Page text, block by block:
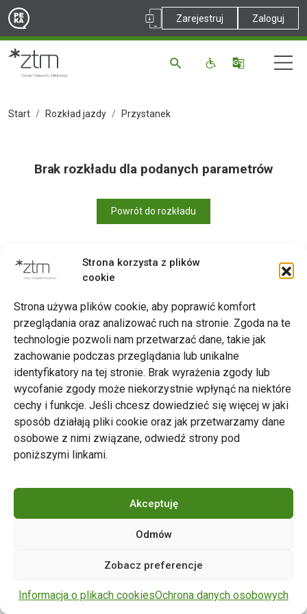
Strona korzysta z plików
cookie
Strona używa plików cookie, aby poprawić komfort
przeglądania oraz analizować ruch na stronie. Zgoda na te
technologie pozwoli nam przetwarzać dane, takie jak
zachowanie podczas przeglądania lub unikalne
identyfikatory na tej stronie. Brak wyrażenia zgody lub
wycofanie zgody może niekorzystnie wpłynąć na niektóre
cechy i funkcje. Jeśli chcesz dowiedzieć się więcej w jaki
sposób działają pliki cookie oraz jak przetwarzamy dane
osobowe z nimi związane, odwiedź strony pod
poniższymi linkami.
Akceptuję
Odmów
Zobacz preferencje
Informacja o plikach cookiesOchrona danych osobowych
Zarejestruj Zaloguj
Start Rozkład jazdy Przystanek
Brak rozkładu dla podanych parametrów
Powrót do rozkładu
Zarząd Transportu Miejskiego w Poznaniu
Napisz do nas
tel. 61 646 33 44
ul. Matejki 59, 60-770 Poznań
zastrzeżone.